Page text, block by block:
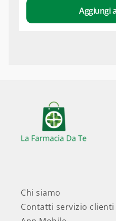
Aggiungi
Chi siamo
Contatti servizio clienti